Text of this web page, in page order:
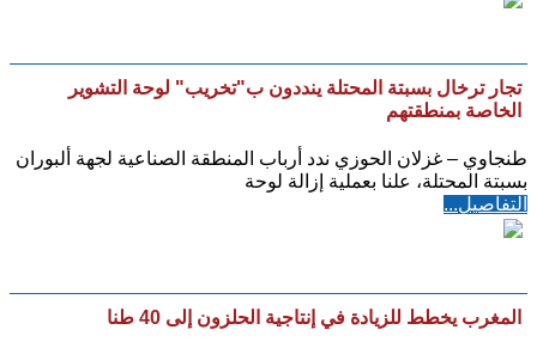
تجار ترخال بسبتة المحتلة ينددون ب"تخريب" لوحة التشوير
الخاصة بمنطقتهم
طنجاوي – غزلان الحوزي ندد أرباب المنطقة الصناعية لجهة ألبوران
بسبتة المحتلة، علنا بعملية إزالة لوحة
التفاصيل...
المغرب يخطط للزيادة في إنتاجية الحلزون إلى 40 طنا